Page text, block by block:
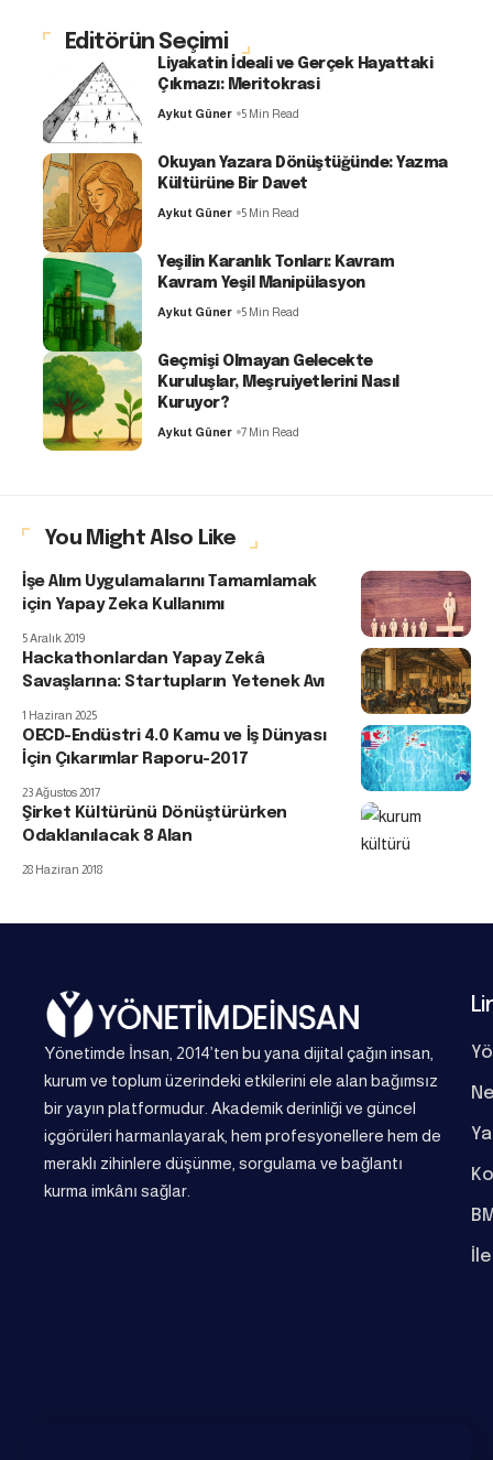
Editörün Seçimi
Liyakatin İdeali ve Gerçek Hayattaki
Çıkmazı: Meritokrasi
Aykut Güner 5 Min Read
Okuyan Yazara Dönüştüğünde: Yazma
Kültürüne Bir Davet
Aykut Güner 5 Min Read
Yeşilin Karanlık Tonları: Kavram
Kavram Yeşil Manipülasyon
Aykut Güner 5 Min Read
Geçmişi Olmayan Gelecekte
Kuruluşlar, Meşruiyetlerini Nasıl
Kuruyor?
Aykut Güner 7 Min Read
You Might Also Like
İşe Alım Uygulamalarını Tamamlamak
için Yapay Zeka Kullanımı
5 Aralık 2019
Hackathonlardan Yapay Zekâ
Savaşlarına: Startupların Yetenek Avı
1 Haziran 2025
OECD-Endüstri 4.0 Kamu ve İş Dünyası
İçin Çıkarımlar Raporu-2017
23 Ağustos 2017
Şirket Kültürünü Dönüştürürken
Odaklanılacak 8 Alan
28 Haziran 2018
Yönetimde İnsan, 2014’ten bu yana dijital çağın insan,
kurum ve toplum üzerindeki etkilerini ele alan bağımsız
bir yayın platformudur. Akademik derinliği ve güncel
içgörüleri harmanlayarak, hem profesyonellere hem de
meraklı zihinlere düşünme, sorgulama ve bağlantı
kurma imkânı sağlar.